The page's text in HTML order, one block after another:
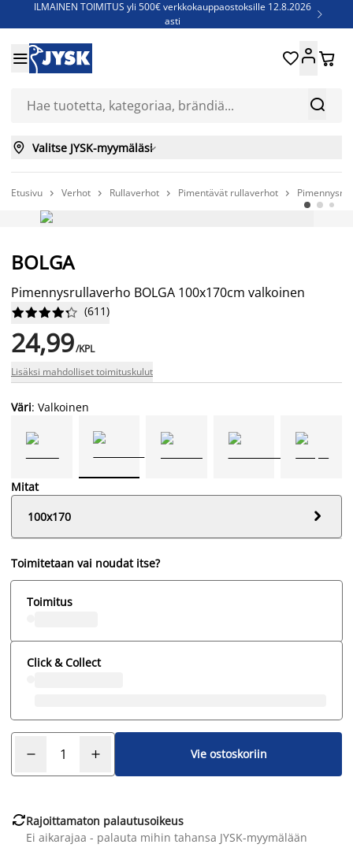
ILMAINEN TOIMITUS yli 500€ verkkokauppaostoksille 12.8.2026
asti

Jenkkisänkyjä - Säästä jopa 60%


 
 Valitse JYSK-myymäläsi
Etusivu  Verhot  Rullaverhot  Pimentävät rullaverhot 
BOLGA
Pimennysrullaverho BOLGA 100x170cm valkoinen





 (611)
24,99/KPL
Lisäksi mahdolliset toimituskulut
Väri: Valkoinen
Mitat
100x170

Toimitetaan vai noudat itse?
Toimitus
Click & Collect
Vie ostoskoriin
Rajoittamaton palautusoikeus
Ei aikarajaa - palauta mihin tahansa JYSK-myymälään